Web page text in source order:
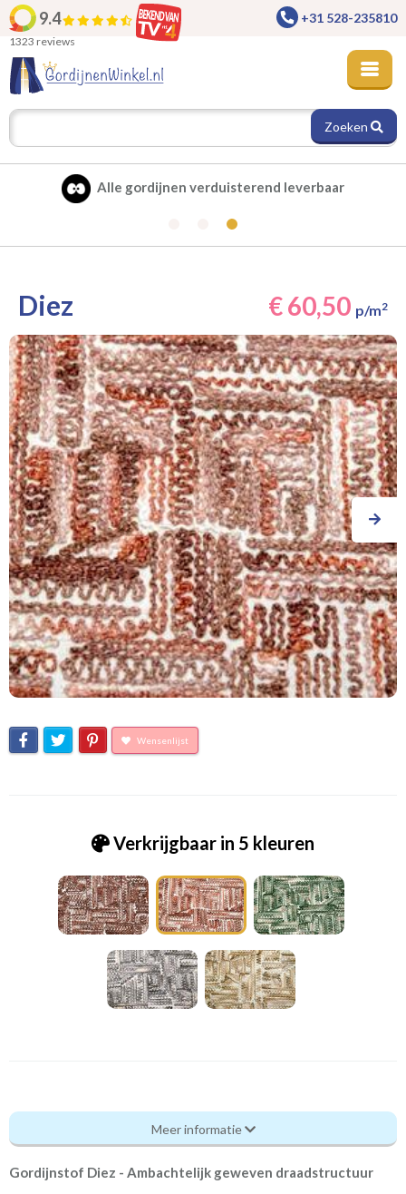
9.4
1323 reviews
+31 528-235810
Zoeken
Alle gordijnen verduisterend leverbaar
Diez € 60,50 p/m2
Wensenlijst
Verkrijgbaar in 5 kleuren
Pt_4271-217 Diez woodrose [VK]
Eigenschappen gordijnstof
Pt_4271-217 Diez
Meer informatie
Gordijnstof Diez - Ambachtelijk geweven draadstructuur